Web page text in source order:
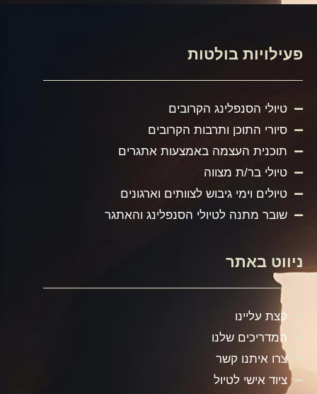
פעילויות בולטות
טיולי הסנפלינג הקרובים
סיורי התוכן ותרבות הקרובים
תוכנית העצמה באמצעות אתגרים
טיולי בר/ת מצווה
טיולים וימי גיבוש לצוותים וארגונים
שובר מתנה לטיולי הסנפלינג והאתגר
ניווט באתר
קצת עליינו
המדריכים שלנו
צרו איתנו קשר
ציוד אישי לטיול